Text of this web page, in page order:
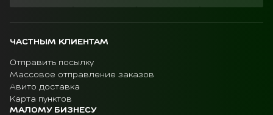
ЧАСТНЫМ КЛИЕНТАМ
Отправить посылку
Массовое отправление заказов
Авито доставка
Карта пунктов
МАЛОМУ БИЗНЕСУ